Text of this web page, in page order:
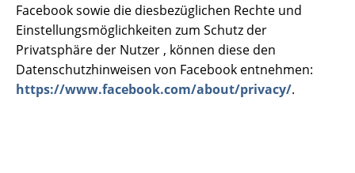
Facebook sowie die diesbezüglichen Rechte und
Einstellungsmöglichkeiten zum Schutz der
Privatsphäre der Nutzer , können diese den
Datenschutzhinweisen von Facebook entnehmen:
https://www.facebook.com/about/privacy/.